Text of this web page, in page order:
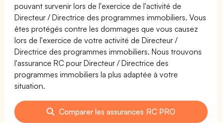
pouvant survenir lors de l'exercice de l'activité de
Directeur / Directrice des programmes immobiliers. Vous
êtes protégés contre les dommages que vous causez
lors de l'exercice de votre activité de Directeur /
Directrice des programmes immobiliers. Nous trouvons
l'assurance RC pour Directeur / Directrice des
programmes immobiliers la plus adaptée à votre
situation.
Comparer les assurances RC PRO